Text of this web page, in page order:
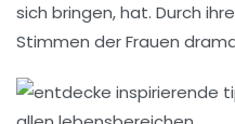
sich bringen, hat. Durch
Stimmen der Frauen